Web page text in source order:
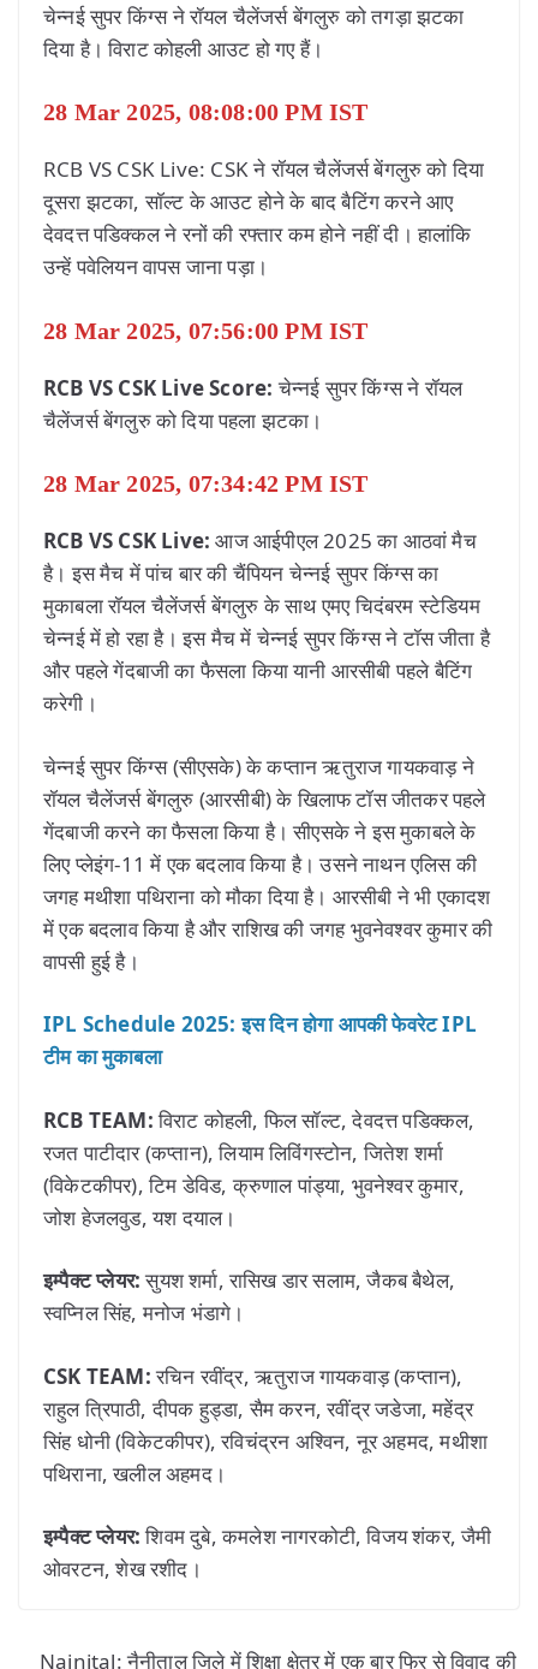
चेन्नई सुपर किंग्स ने रॉयल चैलेंजर्स बेंगलुरु को तगड़ा झटका
दिया है। विराट कोहली आउट हो गए हैं।
28 Mar 2025, 08:08:00 PM IST
RCB VS CSK Live: CSK ने रॉयल चैलेंजर्स बेंगलुरु को दिया
दूसरा झटका, सॉल्ट के आउट होने के बाद बैटिंग करने आए
देवदत्त पडिक्कल ने रनों की रफ्तार कम होने नहीं दी। हालांकि
उन्हें पवेलियन वापस जाना पड़ा।
28 Mar 2025, 07:56:00 PM IST
RCB VS CSK Live Score:चेन्नई सुपर किंग्स ने रॉयल
चैलेंजर्स बेंगलुरु को दिया पहला झटका।
28 Mar 2025, 07:34:42 PM IST
RCB VS CSK Live:आज आईपीएल 2025 का आठवां मैच
है। इस मैच में पांच बार की चैंपियन चेन्नई सुपर किंग्स का
मुकाबला रॉयल चैलेंजर्स बेंगलुरु के साथ एमए चिदंबरम स्टेडियम
चेन्नई में हो रहा है। इस मैच में चेन्नई सुपर किंग्स ने टॉस जीता है
और पहले गेंदबाजी का फैसला किया यानी आरसीबी पहले बैटिंग
करेगी।
चेन्नई सुपर किंग्स (सीएसके) के कप्तान ऋतुराज गायकवाड़ ने
रॉयल चैलेंजर्स बेंगलुरु (आरसीबी) के खिलाफ टॉस जीतकर पहले
गेंदबाजी करने का फैसला किया है। सीएसके ने इस मुकाबले के
लिए प्लेइंग-11 में एक बदलाव किया है। उसने नाथन एलिस की
जगह मथीशा पथिराना को मौका दिया है। आरसीबी ने भी एकादश
में एक बदलाव किया है और राशिख की जगह भुवनेवश्वर कुमार की
वापसी हुई है।
IPL Schedule 2025: इस दिन होगा आपकी फेवरेट IPL
टीम का मुकाबला
RCB TEAM:विराट कोहली, फिल सॉल्ट, देवदत्त पडिक्कल,
रजत पाटीदार (कप्तान), लियाम लिविंगस्टोन, जितेश शर्मा
(विकेटकीपर), टिम डेविड, क्रुणाल पांड्या, भुवनेश्वर कुमार,
जोश हेजलवुड, यश दयाल।
इम्पैक्ट प्लेयर:सुयश शर्मा, रासिख डार सलाम, जैकब बैथेल,
स्वप्निल सिंह, मनोज भंडागे।
CSK TEAM:रचिन रवींद्र, ऋतुराज गायकवाड़ (कप्तान),
राहुल त्रिपाठी, दीपक हुड्डा, सैम करन, रवींद्र जडेजा, महेंद्र
सिंह धोनी (विकेटकीपर), रविचंद्रन अश्विन, नूर अहमद, मथीशा
पथिराना, खलील अहमद।
इम्पैक्ट प्लेयर:शिवम दुबे, कमलेश नागरकोटी, विजय शंकर, जैमी
ओवरटन, शेख रशीद।
Nainital: नैनीताल जिले में शिक्षा क्षेत्र में एक बार फिर से विवाद की